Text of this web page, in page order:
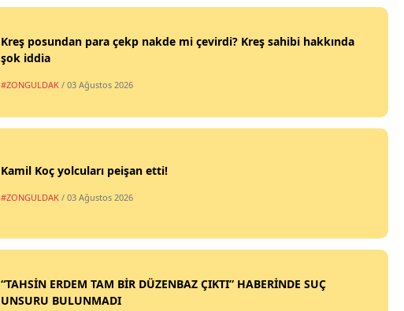
Kreş posundan para çekp nakde mi çevirdi? Kreş sahibi hakkında
şok iddia
#ZONGULDAK / 03 Ağustos 2026
Kamil Koç yolcuları peişan etti!
#ZONGULDAK / 03 Ağustos 2026
“TAHSİN ERDEM TAM BİR DÜZENBAZ ÇIKTI” HABERİNDE SUÇ
UNSURU BULUNMADI